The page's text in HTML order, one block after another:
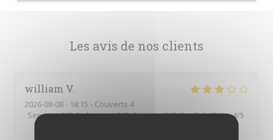
Les avis de nos clients
william V
2026-08-08- 18:15 - Couverts 4
Service:4/5 Ambiance:3/5 Cuisine:3/5 Qualité / Prix:4/5